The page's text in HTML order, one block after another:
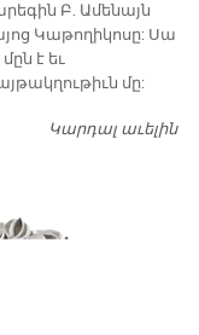
Բ. Ամենայն
Կաթողիկոսը: Սա
է եւ
մը:
Կարդալ աւելին